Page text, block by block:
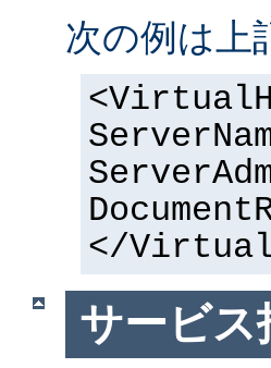
次の例は上
</
サービス